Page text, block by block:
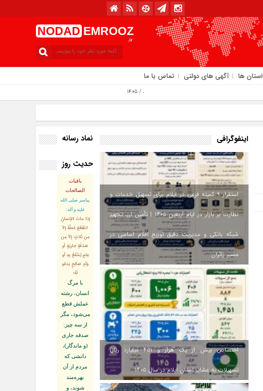
NODAD EMROOZ
.ir
استان ها آگهی های دولتی تماس با ما
اینفوگرافی
استقرار ۹ کمیته فرعی در ایلام برای تسهیل خدمات و
نظارت بر بازار در ایام اربعین ۱۴۰۵ | تأمین ارز، تجهیز
شبکه بانکی و مدیریت دقیق توزیع اقلام اساسی در
مسیر زائران
اختصاص بیش از یک هزار و ۴۵۱ میلیارد ریال
تسهیلات به عشایر استان ایلام در سال ۱۴۰۵
نماد رسانه
حدیث روز
باقیات
الصالحات
پيامبر صلى‏ الله‏
عليه ‏و‏ آله:
إذا ماتَ الإنسانُ
انقَطَعَ عَمَلُهُ إلاّ
مِن ثَلاثٍ: إلاّ مِن
صَدَقَةٍ جاريَةٍ أو
عِلمٍ يُنتَفَعُ بِهِ أو
وَلَدٍ صالِحٍ يَدعُو
لَهُ؛
با مرگ
انسان، رشته
عملش قطع
مى‌شود، مگر
از سه چيز:
صدقه جارى
(و ماندگار)،
دانشى كه
مردم از آن
بهره‏‌مند
شوند، و